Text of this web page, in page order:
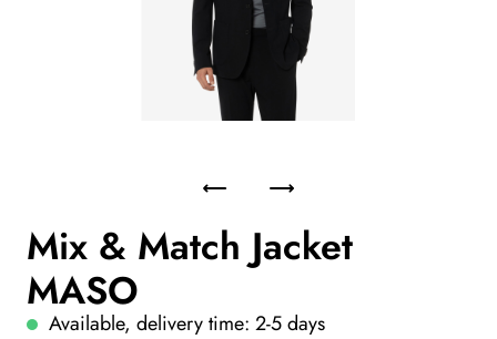
Mix & Match Jacket
MASO
Available, delivery time: 2-5 days